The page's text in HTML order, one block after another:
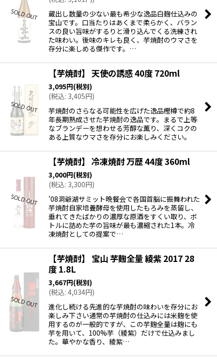
蔵出し数量の少ない最も希少な逸品白麹仕込みの
宝山です。口当たりはあくまで柔らかく、バラン
スの良い旨味がするりと滑り込んでくる洗練され
た味わい。後味のキレも良く、芋焼酎のウマさを
存分に楽しめる傑作です。…
【芋焼酎】 天使の誘惑 40度 720ml
3,095円(税別)
(税込: 3,405円)
芋焼酎のさらなる可能性を広げた逸品樫樽で約8
年長期熟成させた芋焼酎の逸品です。まるで上等
なブランデーを想わせる芳醇な薫り、深くコクの
ある上質なウマさを存分にお楽しみください。
【芋焼酎】 冷凍焼酎 万歴 44度 360ml
3,000円(税別)
(税込: 3,300円)
'08洞爺湖サミット晩餐会で各国首脳に振舞われた
芋焼酎自家培養酵母を使用したもろみを蒸留し、
垂れてきたばかりの濃厚な原酒をすくい取り、ボ
トルに詰めた芋の旨味が最も濃縮された1本。冷
凍焼酎としての提案で…
【芋焼酎】 宝山 芋麹全量 綾紫 2017 28
度 1.8L
3,667円(税別)
(税込: 4,034円)
進化し続ける先進的な芋焼酎の味わいを存分にお
楽しみ下さい通常の芋焼酎の仕込みには米麹を使
用するのが一般的ですが、この芋麹全量は麹にも
芋を用いて、100%芋（綾紫）だけで仕込みまし
た。華やかな香り、綾紫…